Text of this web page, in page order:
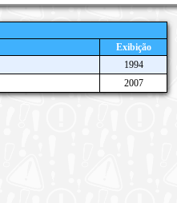
Exibição
1994
2007